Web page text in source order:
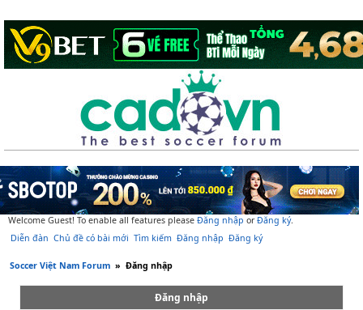
Welcome Guest! To enable all features please Đăng nhập orĐăng ký.
Diễn đàn Chủ đề có bài mới Tìm kiếm Đăng nhập Đăng ký
Soccer Việt Nam Forum » Đăng nhập
Đăng nhập